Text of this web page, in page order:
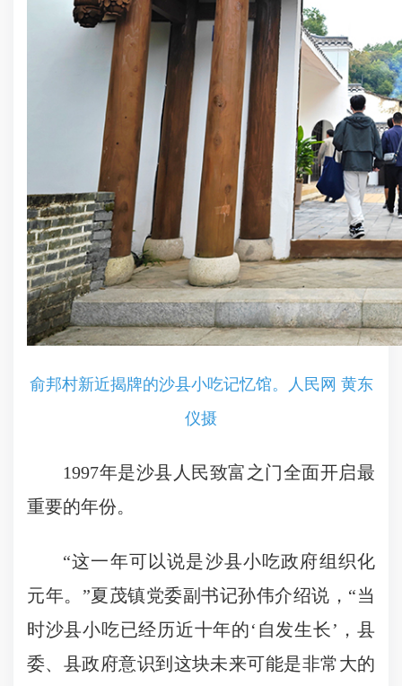
俞邦村新近揭牌的沙县小吃记忆馆。人民网 黄东
仪摄
1997年是沙县人民致富之门全面开启最
重要的年份。
“这一年可以说是沙县小吃政府组织化
元年。”夏茂镇党委副书记孙伟介绍说，“当
时沙县小吃已经历近十年的‘自发生长’，县
委、县政府意识到这块未来可能是非常大的